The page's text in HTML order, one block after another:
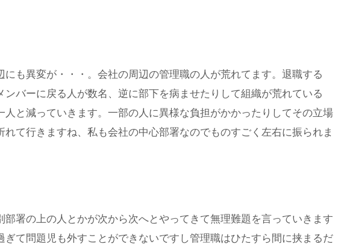
にも異変が・・・。会社の周辺の管理職の人が荒れてます。退職する
ンバーに戻る人が数名、逆に部下を病ませたりして組織が荒れている
人と減っていきます。一部の人に異様な負担がかかったりしてその立場
れて行きますね、私も会社の中心部署なのでものすごく左右に振られま
部署の上の人とかが次から次へとやってきて無理難題を言っていきます
ぎて問題児も外すことができないですし管理職はひたすら間に挟まるだ